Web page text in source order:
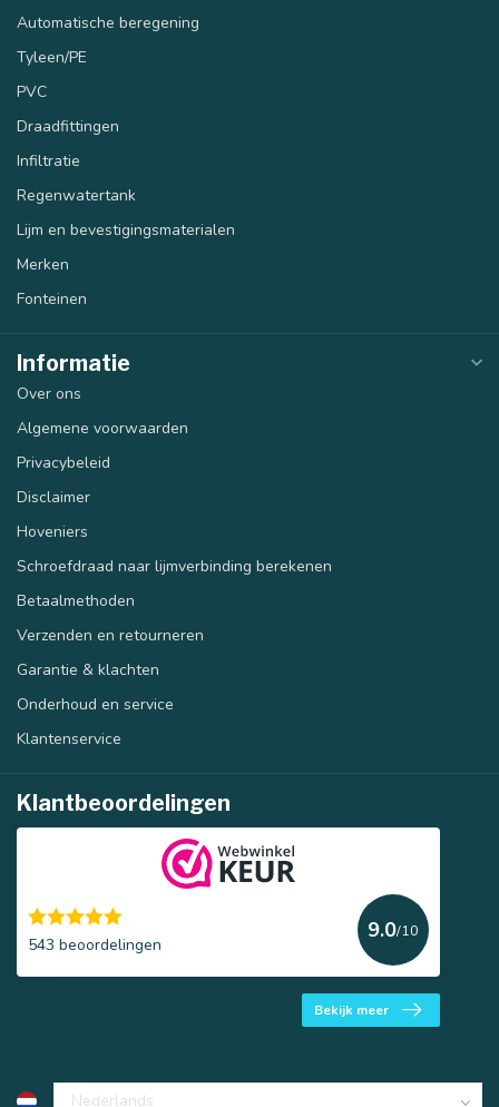
Automatische beregening
Tyleen/PE
PVC
Draadfittingen
Infiltratie
Regenwatertank
Lijm en bevestigingsmaterialen
Merken
Fonteinen
Informatie
Over ons
Algemene voorwaarden
Privacybeleid
Disclaimer
Hoveniers
Schroefdraad naar lijmverbinding berekenen
Betaalmethoden
Verzenden en retourneren
Garantie & klachten
Onderhoud en service
Klantenservice
Klantbeoordelingen
543 beoordelingen
9.0/10
Bekijk meer